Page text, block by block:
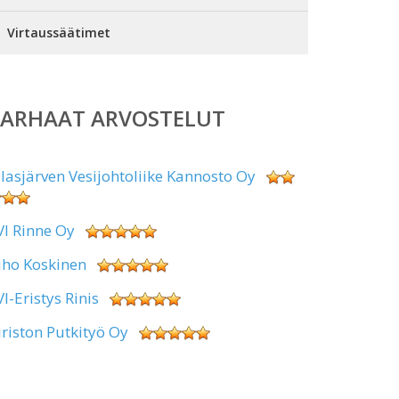
Virtaussäätimet
ARVOSTELUT
Vesijohtoliike Kannosto Oy
Rinne Oy
Koskinen
Eristys Rinis
Putkityö Oy